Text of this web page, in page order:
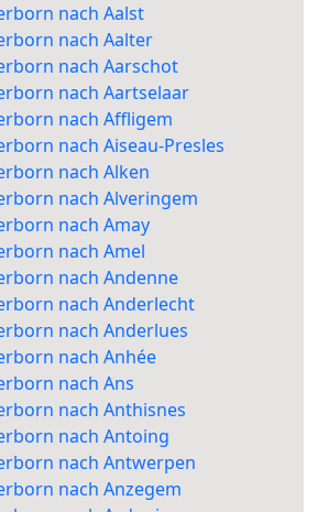
nach Aalst
nach Aalter
nach Aarschot
nach Aartselaar
nach Affligem
nach Aiseau-Presles
nach Alken
nach Alveringem
nach Amay
nach Amel
nach Andenne
nach Anderlecht
nach Anderlues
nach Anhée
nach Ans
nach Anthisnes
nach Antoing
nach Antwerpen
nach Anzegem